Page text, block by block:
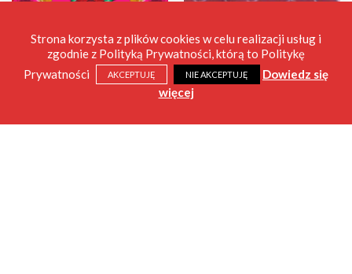
Strona korzysta z plików cookies w celu realizacji usług i
zgodnie z Polityką Prywatności, którą to Politykę
Prywatności
AKCEPTUJĘ NIE AKCEPTUJĘ
Dowiedz się
więcej